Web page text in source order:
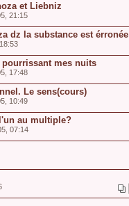
et Liebniz
21:15
dz la substance est érronée
pourrissant mes nuits
17:48
Le sens(cours)
10:49
au multiple?
07:14